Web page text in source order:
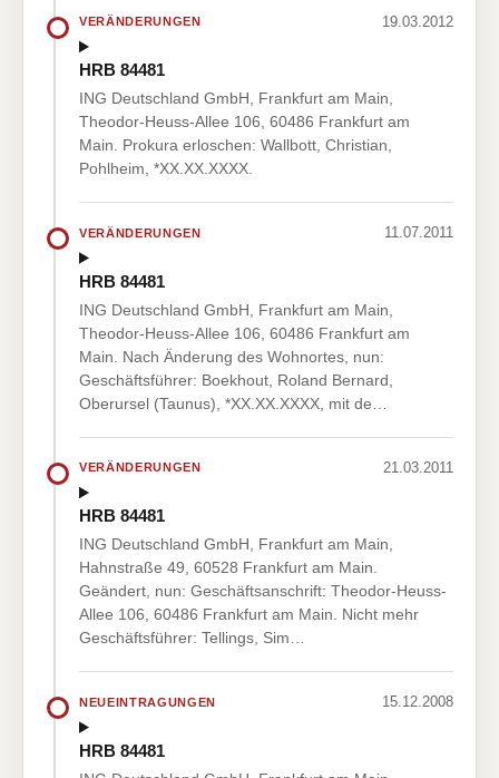
VERÄNDERUNGEN 19.03.2012
HRB 84481
ING Deutschland GmbH, Frankfurt am Main,
Theodor-Heuss-Allee 106, 60486 Frankfurt am
Main. Prokura erloschen: Wallbott, Christian,
Pohlheim, *XX.XX.XXXX.
VERÄNDERUNGEN 11.07.2011
HRB 84481
ING Deutschland GmbH, Frankfurt am Main,
Theodor-Heuss-Allee 106, 60486 Frankfurt am
Main. Nach Änderung des Wohnortes, nun:
Geschäftsführer: Boekhout, Roland Bernard,
Oberursel (Taunus), *XX.XX.XXXX, mit de…
VERÄNDERUNGEN 21.03.2011
HRB 84481
ING Deutschland GmbH, Frankfurt am Main,
Hahnstraße 49, 60528 Frankfurt am Main.
Geändert, nun: Geschäftsanschrift: Theodor-Heuss-
Allee 106, 60486 Frankfurt am Main. Nicht mehr
Geschäftsführer: Tellings, Sim…
NEUEINTRAGUNGEN 15.12.2008
HRB 84481